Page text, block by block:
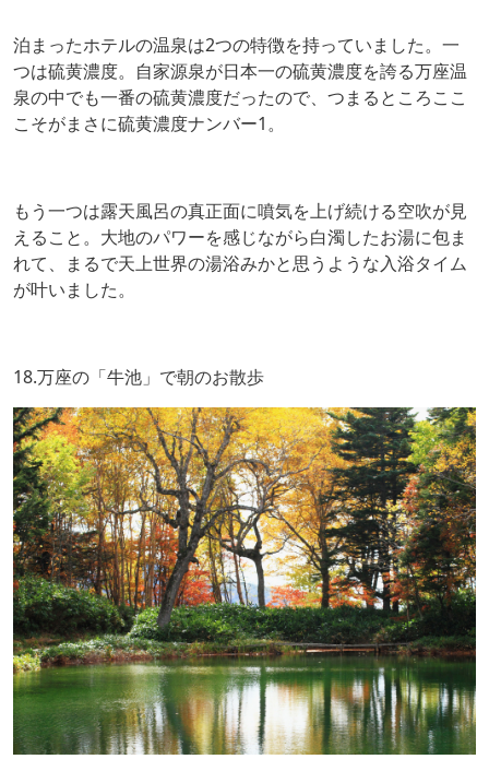
泊まったホテルの温泉は2つの特徴を持っていました。一
つは硫黄濃度。自家源泉が日本一の硫黄濃度を誇る万座温
泉の中でも一番の硫黄濃度だったので、つまるところここ
こそがまさに硫黄濃度ナンバー1。
もう一つは露天風呂の真正面に噴気を上げ続ける空吹が見
えること。大地のパワーを感じながら白濁したお湯に包ま
れて、まるで天上世界の湯浴みかと思うような入浴タイム
が叶いました。
18.万座の「牛池」で朝のお散歩